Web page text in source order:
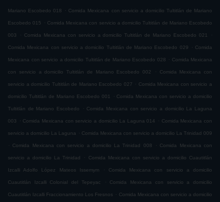
Mariano Escobedo 018 . Comida Mexicana con servicio a domicilio Tultitlán de Mariano
Escobedo 015 . Comida Mexicana con servicio a domicilio Tultitlán de Mariano Escobedo
003 . Comida Mexicana con servicio a domicilio Tultitlán de Mariano Escobedo 021 .
Comida Mexicana con servicio a domicilio Tultitlán de Mariano Escobedo 029 . Comida
Mexicana con servicio a domicilio Tultitlán de Mariano Escobedo 028 . Comida Mexicana
con servicio a domicilio Tultitlán de Mariano Escobedo 002 . Comida Mexicana con
servicio a domicilio Tultitlán de Mariano Escobedo 027 . Comida Mexicana con servicio a
domicilio Tultitlán de Mariano Escobedo 001 . Comida Mexicana con servicio a domicilio
Tultitlán de Mariano Escobedo . Comida Mexicana con servicio a domicilio La Laguna
003 . Comida Mexicana con servicio a domicilio La Laguna 014 . Comida Mexicana con
servicio a domicilio La Laguna . Comida Mexicana con servicio a domicilio La Trinidad 009
.
Comida Mexicana con servicio a domicilio La Trinidad 008 . Comida Mexicana con
servicio a domicilio La Trinidad . Comida Mexicana con servicio a domicilio Cuautitlán
Izcalli Adolfo López Mateos Issemym . Comida Mexicana con servicio a domicilio
Cuautitlán Izcalli Colonial del Tepeyac . Comida Mexicana con servicio a domicilio
Cuautitlán Izcalli Fraccionamiento Los Fresnos . Comida Mexicana con servicio a domicilio